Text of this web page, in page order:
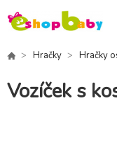
Hračky Hračky
Vozíček s